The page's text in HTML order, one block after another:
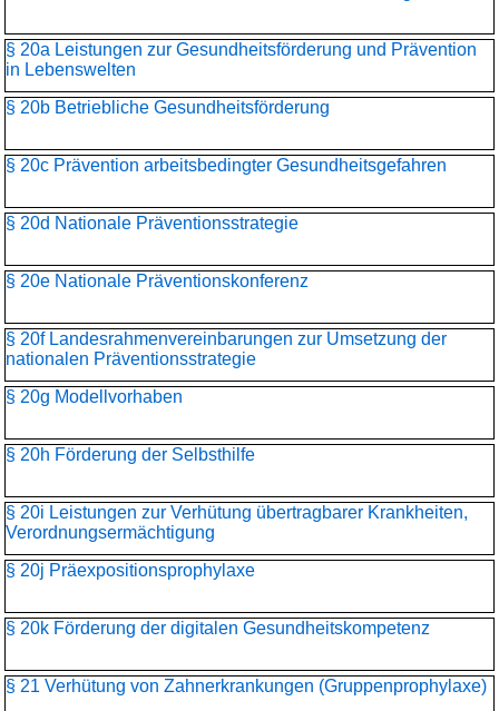
§ 20a Leistungen zur Gesundheitsförderung und Prävention
in Lebenswelten
§ 20b Betriebliche Gesundheitsförderung
§ 20c Prävention arbeitsbedingter Gesundheitsgefahren
§ 20d Nationale Präventionsstrategie
§ 20e Nationale Präventionskonferenz
§ 20f Landesrahmenvereinbarungen zur Umsetzung der
nationalen Präventionsstrategie
§ 20g Modellvorhaben
§ 20h Förderung der Selbsthilfe
§ 20i Leistungen zur Verhütung übertragbarer Krankheiten,
Verordnungsermächtigung
§ 20j Präexpositionsprophylaxe
§ 20k Förderung der digitalen Gesundheitskompetenz
§ 21 Verhütung von Zahnerkrankungen (Gruppenprophylaxe)